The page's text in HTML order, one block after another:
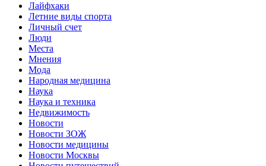
Лайфхаки
Летние виды спорта
Личный счет
Люди
Места
Мнения
Мода
Народная медицина
Наука
Наука и техника
Недвижимость
Новости
Новости ЗОЖ
Новости медицины
Новости Москвы